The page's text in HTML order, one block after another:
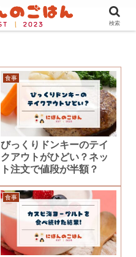
食事
びっくりドンキーのテイ
クアウトがひどい？ネッ
ト注文で値段が半額？
食事
検索